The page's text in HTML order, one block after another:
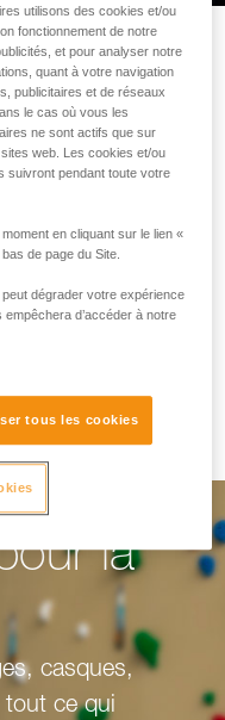
travail
via ferratas ou le
de faciliter votre
en considération
la
casques,
ce qui
utilisons des cookies et/ou
fonctionnement de notre
et pour analyser notre
quant à votre navigation
publicitaires et de réseaux
le cas où vous les
ne sont actifs que sur
web. Les cookies et/ou
suivront pendant toute votre
en cliquant sur le lien «
de page du Site.
dégrader votre expérience
d’accéder à notre
tous les cookies